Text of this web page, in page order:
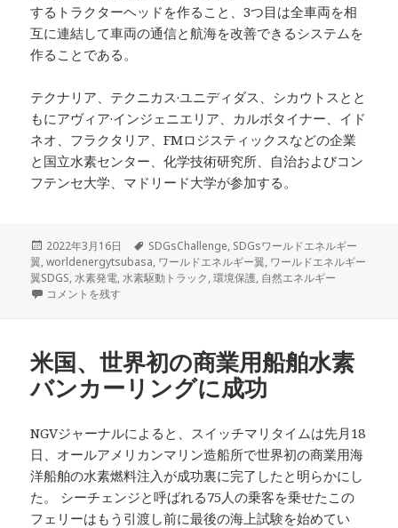
するトラクターヘッドを作ること、3つ目は全車両を相
互に連結して車両の通信と航海を改善できるシステムを
作ることである。
テクナリア、テクニカス·ユニディダス、シカウトスとと
もにアヴィア·インジェニエリア、カルボタイナー、イド
ネオ、フラクタリア、FMロジスティックスなどの企業
と国立水素センター、化学技術研究所、自治およびコン
フテンセ大学、マドリード大学が参加する。
投
稿
日:
2022年3月16日
タ
グ
SDGsChallenge, SDGsワールドエネルギー
翼,worldenergytsubasa, ワールドエネルギー翼, ワールドエネルギー
翼SDGS,水素発電,水素駆動トラック,環境保護, 自然エネルギー
スペイン、水素駆動トラックの開発に乗り出す に
コメントを残す
米国、世界初の商業用船舶水素
バンカーリングに成功
NGVジャーナルによると、スイッチマリタイムは先月18
日、オールアメリカンマリン造船所で世界初の商業用海
洋船舶の水素燃料注入が成功裏に完了したと明らかにし
た。 シーチェンジと呼ばれる75人の乗客を乗せたこの
フェリーはもう引渡し前に最後の海上試験を始めてい